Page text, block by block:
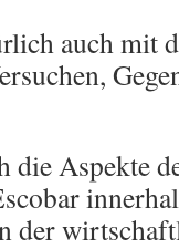
auch mit
die Aspekte
der